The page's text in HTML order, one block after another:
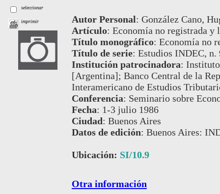
seleccionar
imprimir Autor Personal: González Cano,
Artículo: Economía no registrada y
Título monográfico: Economía no
Título de serie: Estudios INDEC, n.
Institución patrocinadora:
[Argentina]; Banco Central de la
Interamericano de Estudios
Conferencia: Seminario sobre
Fecha: 1-3 julio 1986
Ciudad: Buenos Aires
Datos de edición: Buenos Aires:
Ubicación: SI/10.9
Otra información